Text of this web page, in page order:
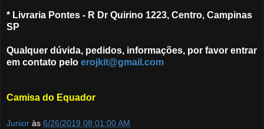
* Livraria Pontes - R Dr Quirino 1223, Centro, Campinas
SP
Qualquer dúvida, pedidos, informações, por favor entrar
em contato pelo erojkit@gmail.com
Camisa do Equador
Junior às 6/26/2019 08:01:00 AM